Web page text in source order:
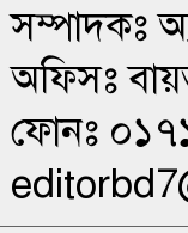
সম্পাদকঃ
অফিসঃ
ফোনঃ